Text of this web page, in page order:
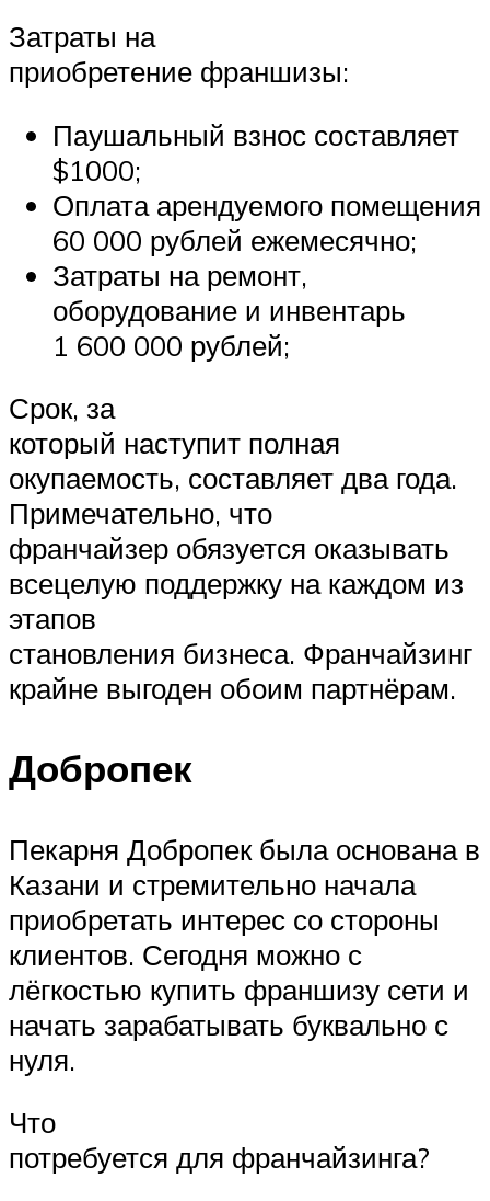
Затраты на
приобретение франшизы:
Паушальный взнос составляет
$1000;
Оплата арендуемого помещения
60 000 рублей ежемесячно;
Затраты на ремонт,
оборудование и инвентарь
1 600 000 рублей;
Срок, за
который наступит полная
окупаемость, составляет два года.
Примечательно, что
франчайзер обязуется оказывать
всецелую поддержку на каждом из
этапов
становления бизнеса. Франчайзинг
крайне выгоден обоим партнёрам.
Добропек
Пекарня Добропек была основана в
Казани и стремительно начала
приобретать интерес со стороны
клиентов. Сегодня можно с
лёгкостью купить франшизу сети и
начать зарабатывать буквально с
нуля.
Что
потребуется для франчайзинга?